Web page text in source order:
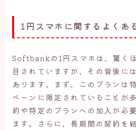
1円スマホに関するよくあ
Softbankの1円スマホは、驚く
目されていますが、その背後に
あります。まず、このプランは
ペーンに限定されていることが
約や特定のプランへの加入が必
ます。さらに、長期間の契約を